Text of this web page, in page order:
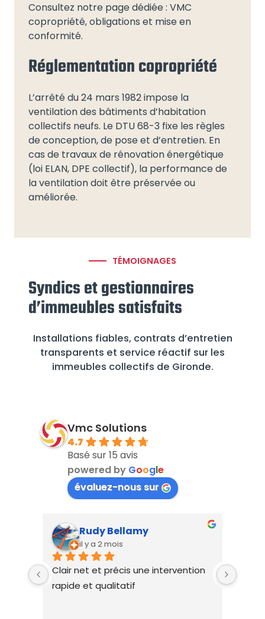
Consultez notre page dédiée : VMC
copropriété, obligations et mise en
conformité.
Réglementation copropriété
L’arrêté du 24 mars 1982 impose la
ventilation des bâtiments d’habitation
collectifs neufs. Le DTU 68-3 fixe les règles
de conception, de pose et d’entretien. En
cas de travaux de rénovation énergétique
(loi ELAN, DPE collectif), la performance de
la ventilation doit être préservée ou
améliorée.
TÉMOIGNAGES
Syndics et gestionnaires
d’immeubles satisfaits
Installations fiables, contrats d’entretien
transparents et service réactif sur les
immeubles collectifs de Gironde.
Vmc Solutions
4.7
Basé sur 15 avis
powered by Google
évaluez-nous sur
Rudy Bellamy
il y a 2 mois
Clair net et précis une intervention
rapide et qualitatif